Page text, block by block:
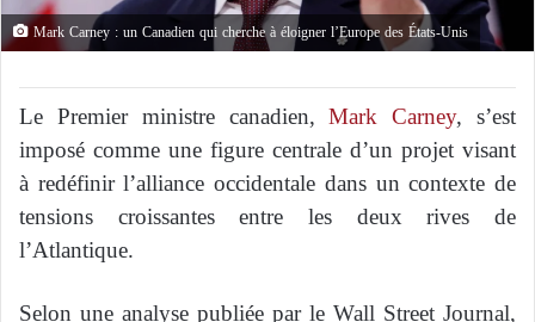
Mark Carney : un Canadien qui cherche à éloigner l’Europe des États-Unis
Le Premier ministre canadien,Mark Carney, s’est
imposé comme une figure centrale d’un projet visant
à redéfinir l’alliance occidentale dans un contexte de
tensions croissantes entre les deux rives de
l’Atlantique.
Selon une analyse publiée par le Wall Street Journal,